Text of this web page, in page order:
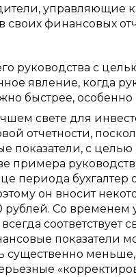
управляющие
своих финансовых
руководства с
явление, когда
быстрее,
свете для
отчетности,
показатели, с
примера
периода бухгалтер
он вносит
Со временем
показатели